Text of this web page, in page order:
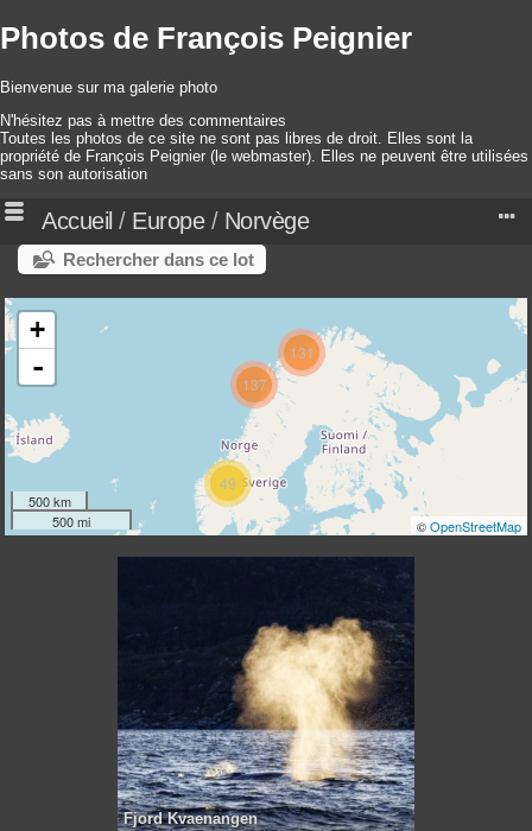
Photos de François Peignier
Bienvenue sur ma galerie photo
N'hésitez pas à mettre des commentaires
Toutes les photos de ce site ne sont pas libres de droit. Elles sont la
propriété de François Peignier (le webmaster). Elles ne peuvent être utilisées
sans son autorisation
Accueil / Europe/ Norvège
Rechercher dans ce lot
49
131
137
+
-
500 km
500 mi
©OpenStreetMap
Fjord Kvaenangen